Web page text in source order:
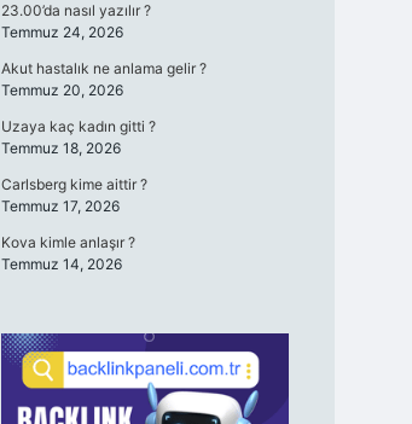
23.00’da nasıl yazılır ?
Temmuz 24, 2026
Akut hastalık ne anlama gelir ?
Temmuz 20, 2026
Uzaya kaç kadın gitti ?
Temmuz 18, 2026
Carlsberg kime aittir ?
Temmuz 17, 2026
Kova kimle anlaşır ?
Temmuz 14, 2026